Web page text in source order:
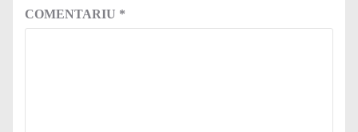
COMENTARIU *